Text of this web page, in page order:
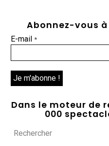
Abonnez-vous
E-mail*
Dans le moteur de
000